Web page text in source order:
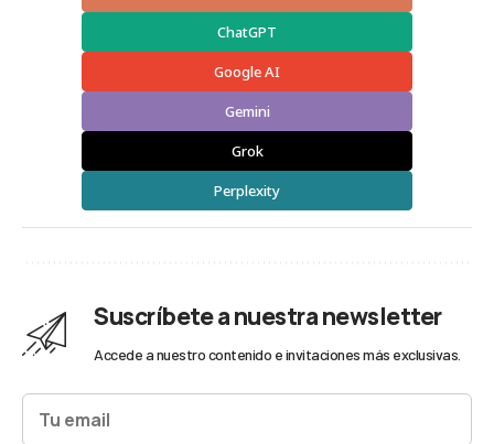
ChatGPT
Google AI
Gemini
Grok
Perplexity
Suscríbete a nuestra newsletter
Accede a nuestro contenido e invitaciones más exclusivas.